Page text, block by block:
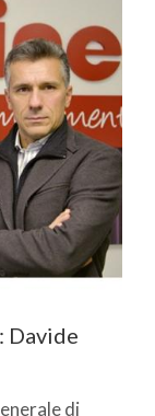
Davide
di